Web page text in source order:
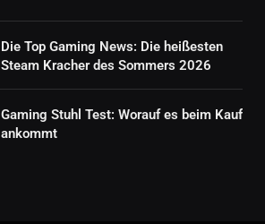
Die Top Gaming News: Die heißesten
Steam Kracher des Sommers 2026
Gaming Stuhl Test: Worauf es beim Kauf
ankommt